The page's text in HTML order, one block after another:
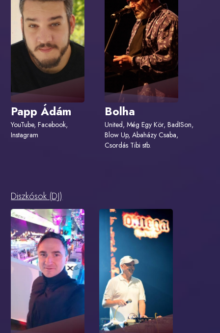
Papp Ádám
YouTube, Facebook,
Instagram
Bolha
United, Még Egy Kör, BadISon,
Blow Up, Abaházy Csaba,
Csordás Tibi stb.
Diszkósok (DJ)